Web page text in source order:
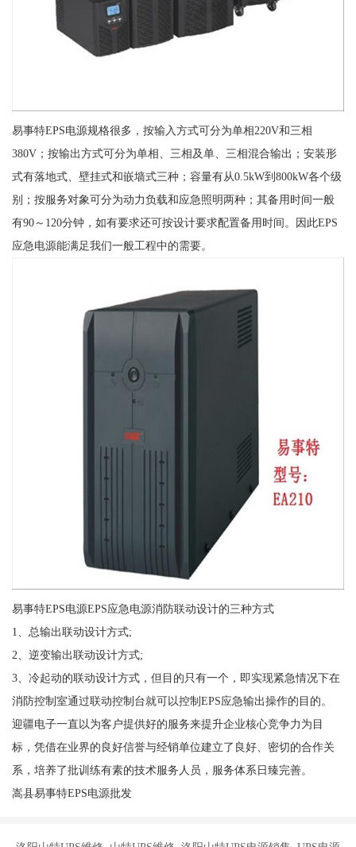
易事特EPS电源规格很多，按输入方式可分为单相220V和三相
380V；按输出方式可分为单相、三相及单、三相混合输出；安装形
式有落地式、壁挂式和嵌墙式三种；容量有从0.5kW到800kW各个级
别；按服务对象可分为动力负载和应急照明两种；其备用时间一般
有90～120分钟，如有要求还可按设计要求配置备用时间。因此EPS
应急电源能满足我们一般工程中的需要。
易事特EPS电源EPS应急电源消防联动设计的三种方式
1、总输出联动设计方式;
2、逆变输出联动设计方式;
3、冷起动的联动设计方式，但目的只有一个，即实现紧急情况下在
消防控制室通过联动控制台就可以控制EPS应急输出操作的目的。
迎疆电子一直以为客户提供好的服务来提升企业核心竞争力为目
标，凭借在业界的良好信誉与经销单位建立了良好、密切的合作关
系，培养了批训练有素的技术服务人员，服务体系日臻完善。
嵩县易事特EPS电源批发